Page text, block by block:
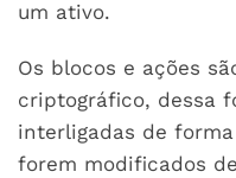
um ativo.
Os blocos e ações
criptográfico, dessa
interligadas de
forem modificados